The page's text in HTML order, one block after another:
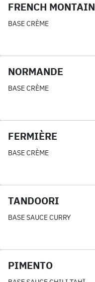
FRENCH MONTAIN
BASE CRÈME
NORMANDE
BASE CRÈME
FERMIÈRE
BASE CRÈME
TANDOORI
BASE SAUCE CURRY
PIMENTO